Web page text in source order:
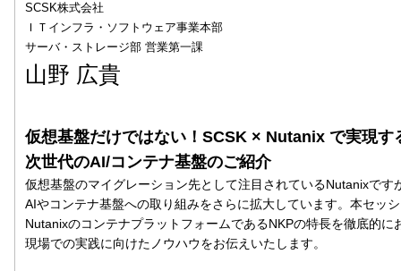
SCSK株式会社
ＩＴインフラ・ソフトウェア事業本部
サーバ・ストレージ部 営業第一課
山野 広貴
仮想基盤だけではない！SCSK × Nutanix で実現す
次世代のAI/コンテナ基盤のご紹介
仮想基盤のマイグレーション先として注目されているNutanixです
AIやコンテナ基盤への取り組みをさらに拡大しています。本セッ
NutanixのコンテナプラットフォームであるNKPの特長を徹底的に
現場での実践に向けたノウハウをお伝えいたします。